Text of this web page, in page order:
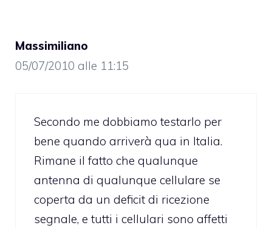
Massimiliano
05/07/2010 alle 11:15
Secondo me dobbiamo testarlo per
bene quando arriverà qua in Italia.
Rimane il fatto che qualunque
antenna di qualunque cellulare se
coperta da un deficit di ricezione
segnale, e tutti i cellulari sono affetti